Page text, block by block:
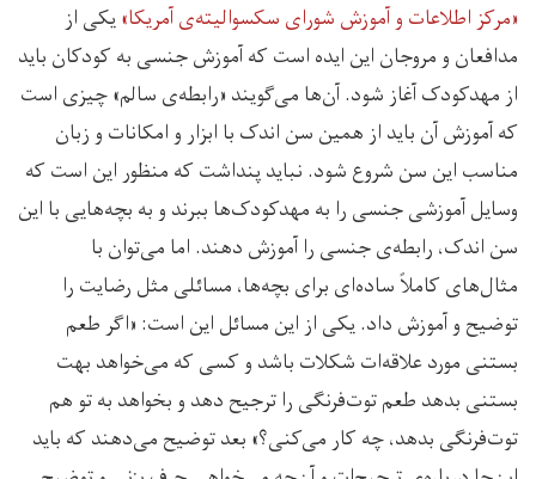
«مرکز اطلاعات و آموزش شورای سکسوالیته‌ی آمریکا»یکی از
مدافعان و مروجان این ایده است که آموزش جنسی به کودکان باید
از مهدکودک آغاز شود. آن‌ها می‌گویند «رابطه‌ی سالم» چیزی است
که آموزش آن باید از همین سن اندک با ابزار و امکانات و زبان
مناسب این سن شروع شود. نباید پنداشت که منظور این است که
وسایل آموزشی جنسی را به مهدکودک‌ها ببرند و به بچه‌هایی با این
سن اندک، رابطه‌ی جنسی را آموزش دهند. اما می‌توان با
مثال‌های کاملاً ساده‌ای برای بچه‌ها، مسائلی مثل رضایت را
توضیح و آموزش داد. یکی از این مسائل‌ این است: «اگر طعم
بستنی مورد علاقه‌ات شکلات باشد و کسی که می‌خواهد بهت
بستنی بدهد طعم توت‌فرنگی را ترجیح دهد و بخواهد به تو هم
توت‌فرنگی بدهد، چه کار می‌کنی؟‌» بعد توضیح می‌دهند که باید